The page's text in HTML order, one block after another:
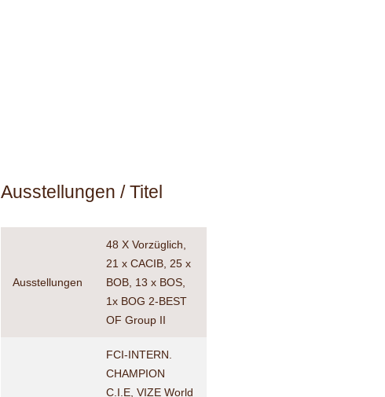
Ausstellungen / Titel
Ausstellungen
48 X Vorzüglich,
21 x CACIB, 25 x
BOB, 13 x BOS,
1x BOG 2-BEST
OF Group II
FCI-INTERN.
CHAMPION
C.I.E, VIZE World